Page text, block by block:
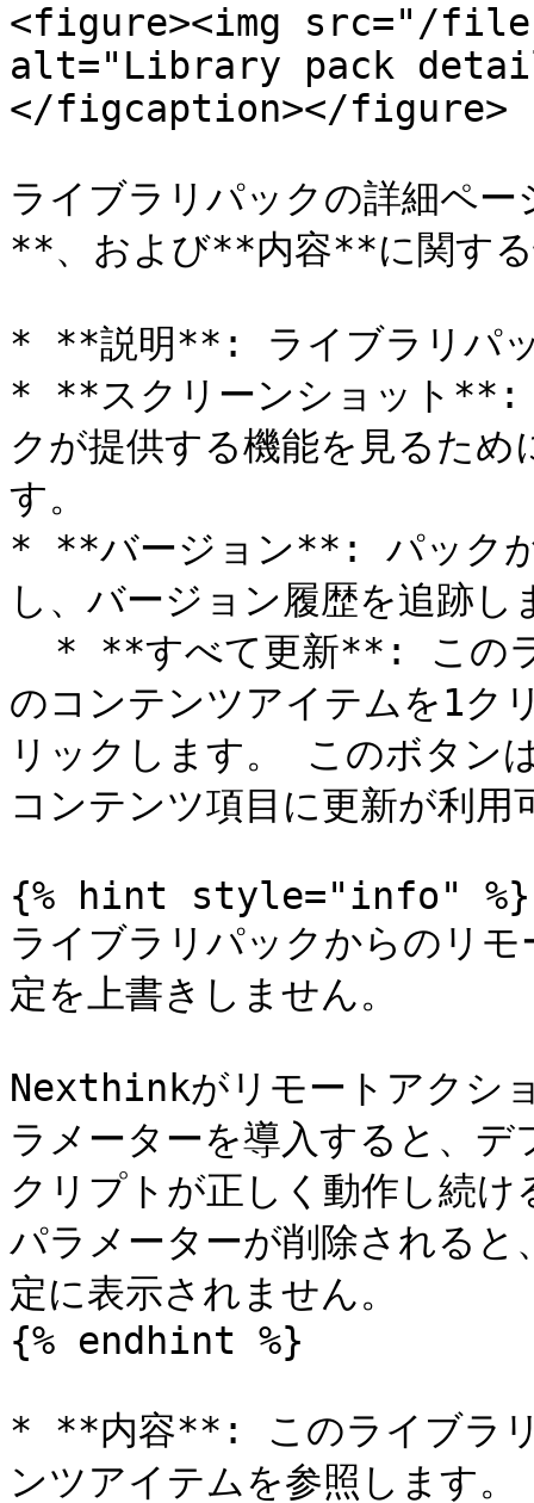
<figure><img src="/files/
alt="Library pack
</figcaption></figure>
ライブラリパックの詳細ペ
**、および**内容**に関する
* **説明**: ライブラリパッ
* **スクリーンショット**:
クが提供する機能を見るた
す。
* **バージョン**: パックが
し、バージョン履歴を追跡し
のコンテンツアイテムを1ク
リックします。 このボタン
コンテンツ項目に更新が利
{% hint style="info" %}
ライブラリパックからのリ
定を上書きしません。
Nexthinkがリモートアクシ
ラメーターを導入すると、
クリプトが正しく動作し続
パラメーターが削除される
定に表示されません。
{% endhint %}
* **内容**: このライブラリ
ンツアイテムを参照します